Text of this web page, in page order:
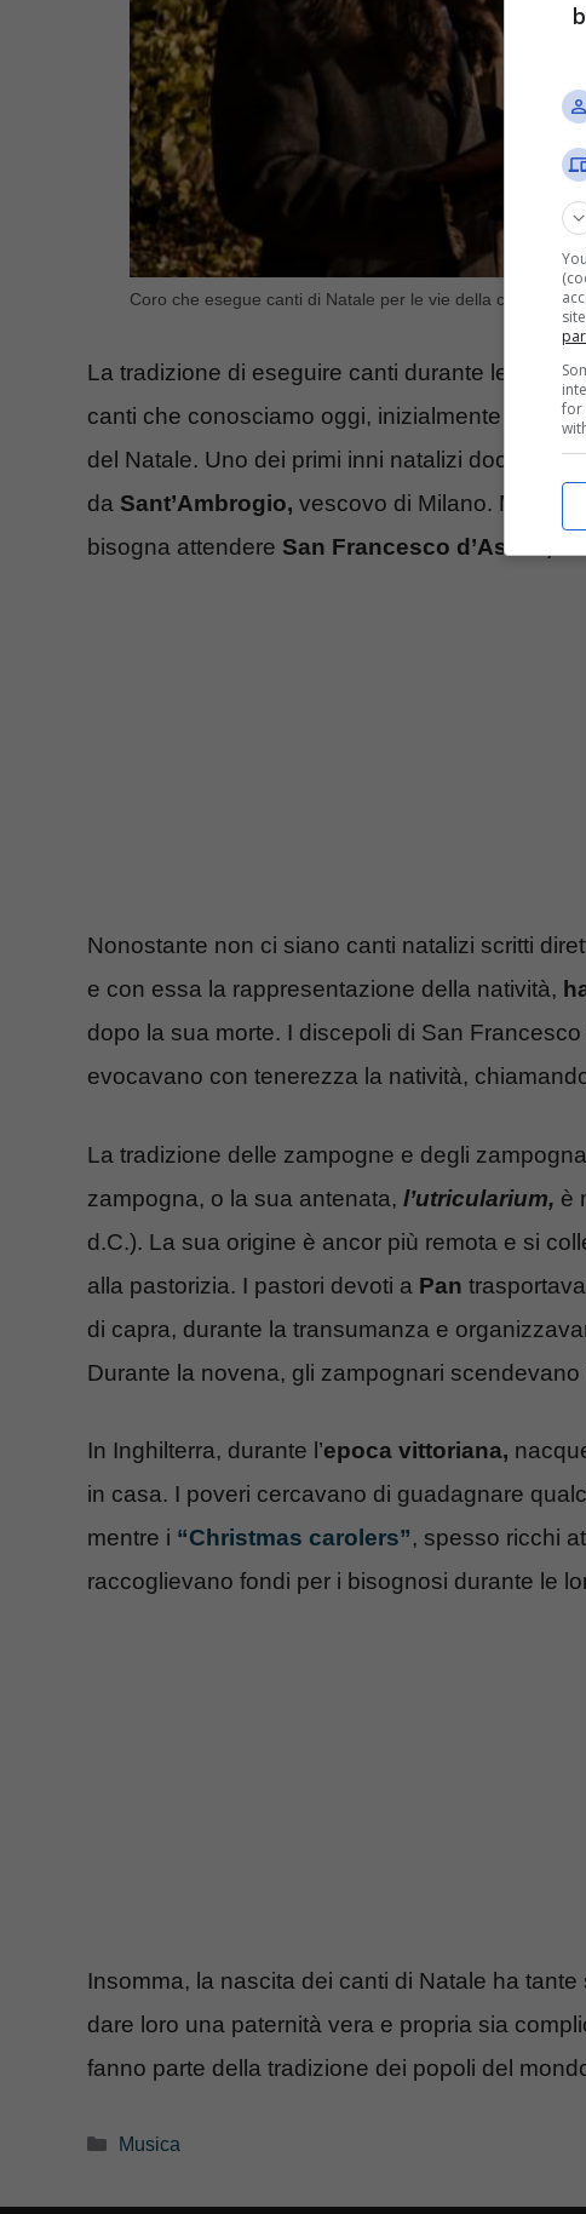
Coro che esegue canti di Natale per le vie della città –
La tradizione di eseguire canti durante le
canti che conosciamo oggi, inizialmente si
del Natale. Uno dei primi inni natalizi
da Sant’Ambrogio, vescovo di Milano. Ma per
bisogna attendere San Francesco d’Assisi,
Nonostante non ci siano canti natalizi scritti
e con essa la rappresentazione della natività,
dopo la sua morte. I discepoli di San
evocavano con tenerezza la natività,
La tradizione delle zampogne e degli
zampogna, o la sua antenata, l’utricularium, è
d.C.). La sua origine è ancor più remota e si
alla pastorizia. I pastori devoti a Pan
di capra, durante la transumanza e
Durante la novena, gli zampognari
In Inghilterra, durante l’epoca vittoriana,
in casa. I poveri cercavano di guadagnare
mentre i “Christmas carolers”, spesso ricchi
raccoglievano fondi per i bisognosi durante le
Insomma, la nascita dei canti di Natale ha
dare loro una paternità vera e propria sia
fanno parte della tradizione dei popoli del
Categorie
Musica
for